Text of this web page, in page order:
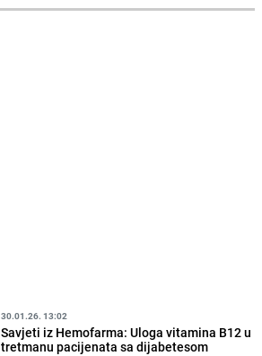
30.01.26. 13:02
Savjeti iz Hemofarma: Uloga vitamina B12 u
tretmanu pacijenata sa dijabetesom